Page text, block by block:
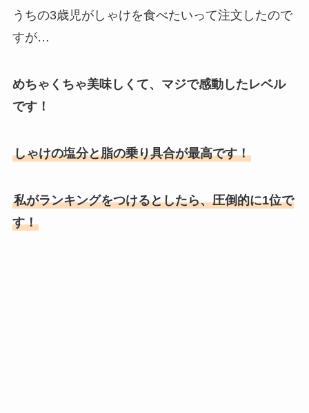
うちの3歳児がしゃけを食べたいって注文したので
すが…
めちゃくちゃ美味しくて、マジで感動したレベル
です！
しゃけの塩分と脂の乗り具合が最高です！
私がランキングをつけるとしたら、圧倒的に1位で
す！